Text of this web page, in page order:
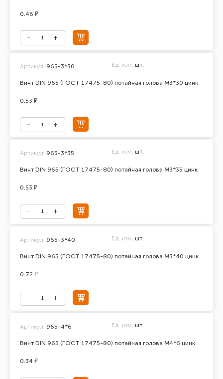
0.46 ₽
Винт DIN 965 (ГОСТ 17475-80) потайная голова М3*30 цинк
Артикул: 965-3*30 Ед. изм. шт.
0.53 ₽
Винт DIN 965 (ГОСТ 17475-80) потайная голова М3*35 цинк
Артикул: 965-3*35 Ед. изм. шт.
0.53 ₽
Винт DIN 965 (ГОСТ 17475-80) потайная голова М3*40 цинк
Артикул: 965-3*40 Ед. изм. шт.
0.72 ₽
Винт DIN 965 (ГОСТ 17475-80) потайная голова М4*6 цинк
Артикул: 965-4*6 Ед. изм. шт.
0.34 ₽